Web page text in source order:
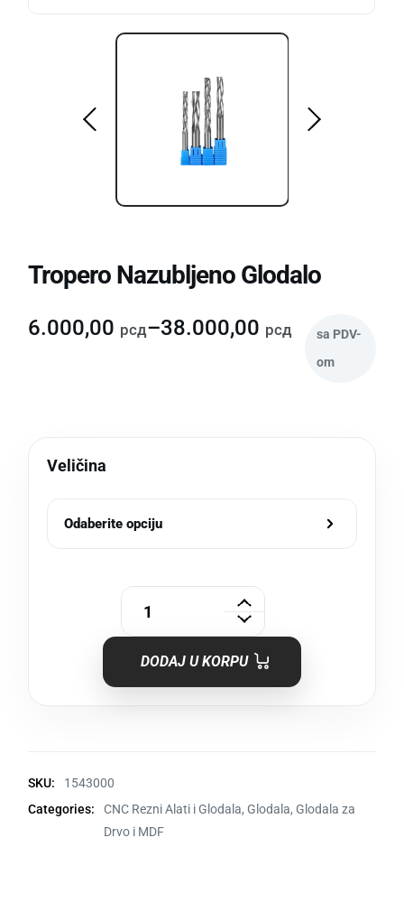
Tropero Nazubljeno Glodalo
6.000,00 рсд–38.000,00 рсд
sa PDV-
om
Veličina
Odaberite opciju
DODAJ U KORPU
SKU:
1543000
Categories:
CNC Rezni Alati i Glodala,Glodala,Glodala za
Drvo i MDF